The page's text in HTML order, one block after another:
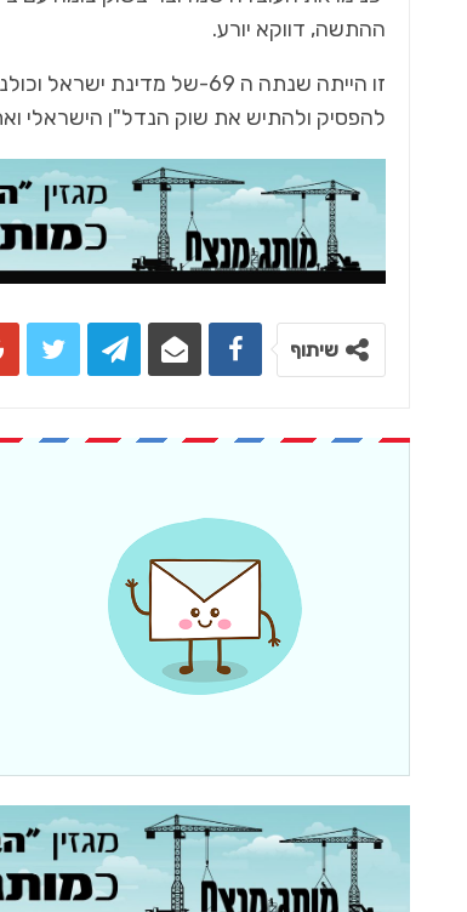
‬ההתשה, ‬דווקא‭ ‬יורע. ‬
‬להפסיק‭ ‬ולהתיש‭ ‬את‭ ‬שוק‭ ‬הנדל‭"‬ן‭ ‬הישראלי‭ ‬ואת‭ ‬העוסקים‭ ‬בו‭.״‬
שיתוף